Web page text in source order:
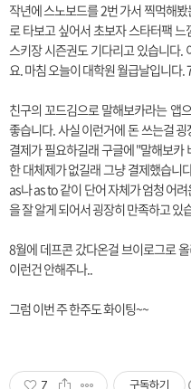
작년에 스노보드를 2번 가서 찍먹해
로 타보고 싶어서 초보자 스타터팩
스키장 시즌권도 기다리고 있습니다.
요. 마침 오늘이 대학원 월급날입니다.
친구의 꼬드김으로 말해보카라는 앱
좋습니다. 사실 이런거에 돈 쓰는걸
결제가 필요하길래 구글에 "말해보
한 대체제가 없길래 그냥 결제했습니
as나 as to 같이 단어 자체가 엄청 어
을 잘 알게 되어서 굉장히 만족하고 있
8월에 데프콘 갔다온걸 브이로그로
이런건 안해주나..
그럼 이번 주 한주도 화이팅~~
7 구독하기